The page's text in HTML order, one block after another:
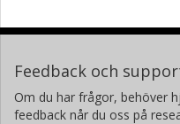
Feedback och
Om du har frågor, behöver
feedback når du oss på